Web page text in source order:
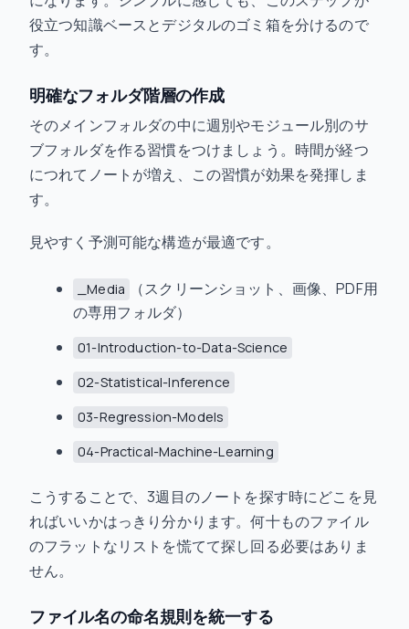
役立つ知識ベースとデジタルのゴミ箱を分けるので
す。
明確なフォルダ階層の作成
そのメインフォルダの中に週別やモジュール別のサ
ブフォルダを作る習慣をつけましょう。時間が経つ
につれてノートが増え、この習慣が効果を発揮しま
す。
見やすく予測可能な構造が最適です。
_Media
（スクリーンショット、画像、PDF用
の専用フォルダ）
01-Introduction-to-Data-Science
02-Statistical-Inference
03-Regression-Models
04-Practical-Machine-Learning
こうすることで、3週目のノートを探す時にどこを見
ればいいかはっきり分かります。何十ものファイル
のフラットなリストを慌てて探し回る必要はありま
せん。
ファイル名の命名規則を統一する